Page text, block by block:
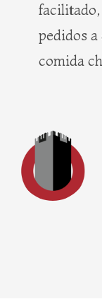
pedidos
comida